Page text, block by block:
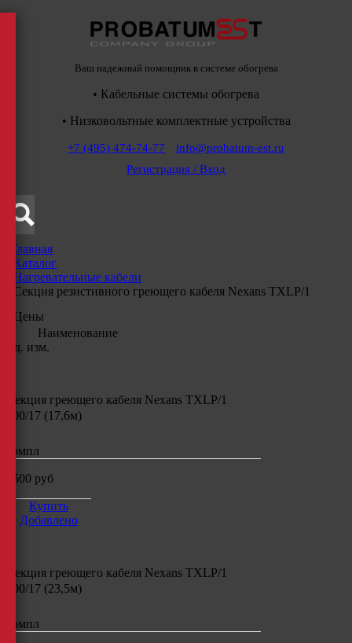
Ваш надежный помощник в системе обогрева
• Кабельные системы обогрева
• Низковольтные комплектные устройства
+7 (495) 474-74-77
info@probatum-est.ru
Регистрация / Вход
Главная
Каталог
Нагревательные кабели
Секция резистивного греющего кабеля Nexans TXLP/1
Цены
Наименование
Ед. изм.
Секция греющего кабеля Nexans TXLP/1
300/17 (17,6м)
компл
7500 руб
Купить
Добавлено
Секция греющего кабеля Nexans TXLP/1
400/17 (23,5м)
компл